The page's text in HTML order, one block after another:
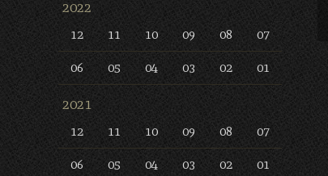
2022
12 11 10 09 08 07
06 05 04 03 02 01
2021
12 11 10 09 08 07
06 05 04 03 02 01